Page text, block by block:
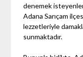
denemek
Adana Sarıçam
lezzetleriyle
sunmaktadır.